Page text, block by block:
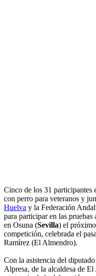
Cinco de los 31 participantes
con perro para veteranos y
Huelva y la Federación
para participar en las
en Osuna (Sevilla) el
competición, celebrada el
Ramírez (El Almendro).
Con la asistencia del
Alpresa, de la alcaldesa de